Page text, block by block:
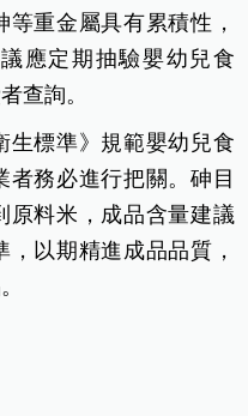
重金屬具有累積性，
應定期抽驗嬰幼兒食
查詢。
生標準》規範嬰幼兒食
者務必進行把關。砷目
原料米，成品含量建議
以期精進成品品質，